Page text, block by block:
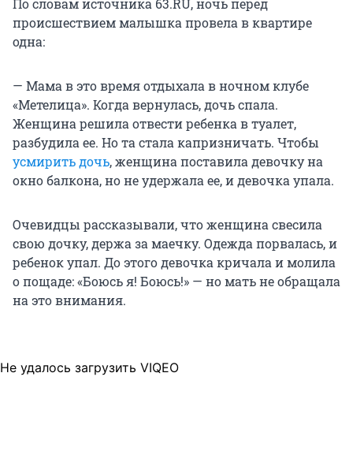
По словам источника 63.RU, ночь перед
происшествием малышка провела в квартире
одна:
— Мама в это время отдыхала в ночном клубе
«Метелица». Когда вернулась, дочь спала.
Женщина решила отвести ребенка в туалет,
разбудила ее. Но та стала капризничать. Чтобы
усмирить дочь, женщина поставила девочку на
окно балкона, но не удержала ее, и девочка упала.
Очевидцы рассказывали, что женщина свесила
свою дочку, держа за маечку. Одежда порвалась, и
ребенок упал. До этого девочка кричала и молила
о пощаде: «Боюсь я! Боюсь!» — но мать не обращала
на это внимания.
Не удалось загрузить VIQEO